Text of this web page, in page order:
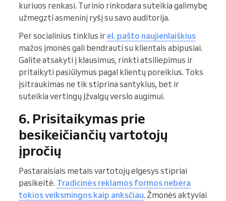
kuriuos renkasi. Turinio rinkodara suteikia galimybę
užmegzti asmeninį ryšį su savo auditorija.
Per socialinius tinklus ir el. pašto naujienlaiškius
mažos įmonės gali bendrauti su klientais abipusiai.
Galite atsakyti į klausimus, rinkti atsiliepimus ir
pritaikyti pasiūlymus pagal klientų poreikius. Toks
įsitraukimas ne tik stiprina santykius, bet ir
suteikia vertingų įžvalgų verslo augimui.
6. Prisitaikymas prie
besikeičiančių vartotojų
įpročių
Pastaraisiais metais vartotojų elgesys stipriai
pasikeitė. Tradicinės reklamos formos nebėra
tokios veiksmingos kaip anksčiau. Žmonės aktyviai